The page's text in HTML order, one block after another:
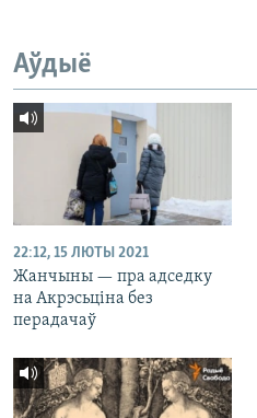
Аўдыё
22:12, 15 ЛЮТЫ 2021
Жанчыны — пра адседку
на Акрэсьціна без
перадачаў